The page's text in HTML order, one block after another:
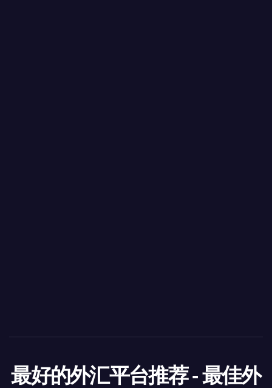
最好的外汇平台推荐 - 最佳外